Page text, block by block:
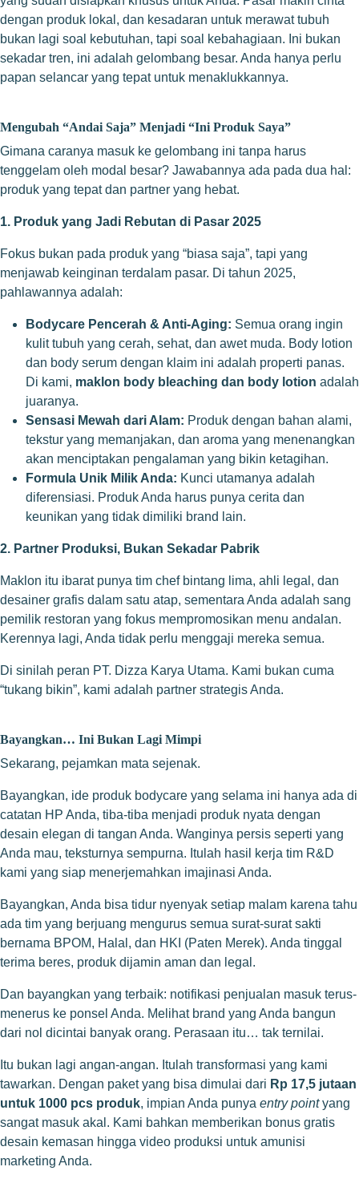
dengan produk lokal, dan kesadaran untuk merawat tubuh
bukan lagi soal kebutuhan, tapi soal kebahagiaan. Ini bukan
sekadar tren, ini adalah gelombang besar. Anda hanya perlu
papan selancar yang tepat untuk menaklukkannya.
Mengubah “Andai Saja” Menjadi “Ini Produk Saya”
Gimana caranya masuk ke gelombang ini tanpa harus
tenggelam oleh modal besar? Jawabannya ada pada dua hal:
produk yang tepat dan partner yang hebat.
1. Produk yang Jadi Rebutan di Pasar 2025
Fokus bukan pada produk yang “biasa saja”, tapi yang
menjawab keinginan terdalam pasar. Di tahun 2025,
pahlawannya adalah:
Bodycare Pencerah & Anti-Aging: Semua orang ingin
kulit tubuh yang cerah, sehat, dan awet muda. Body lotion
dan body serum dengan klaim ini adalah properti panas.
Di kami, maklon body bleaching dan body lotion adalah
juaranya.
Sensasi Mewah dari Alam: Produk dengan bahan alami,
tekstur yang memanjakan, dan aroma yang menenangkan
akan menciptakan pengalaman yang bikin ketagihan.
Formula Unik Milik Anda: Kunci utamanya adalah
diferensiasi. Produk Anda harus punya cerita dan
keunikan yang tidak dimiliki brand lain.
2. Partner Produksi, Bukan Sekadar Pabrik
Maklon itu ibarat punya tim chef bintang lima, ahli legal, dan
desainer grafis dalam satu atap, sementara Anda adalah sang
pemilik restoran yang fokus mempromosikan menu andalan.
Kerennya lagi, Anda tidak perlu menggaji mereka semua.
Di sinilah peran PT. Dizza Karya Utama. Kami bukan cuma
“tukang bikin”, kami adalah partner strategis Anda.
Bayangkan… Ini Bukan Lagi Mimpi
Sekarang, pejamkan mata sejenak.
Bayangkan, ide produk bodycare yang selama ini hanya ada di
catatan HP Anda, tiba-tiba menjadi produk nyata dengan
desain elegan di tangan Anda. Wanginya persis seperti yang
Anda mau, teksturnya sempurna. Itulah hasil kerja tim R&D
kami yang siap menerjemahkan imajinasi Anda.
Bayangkan, Anda bisa tidur nyenyak setiap malam karena tahu
ada tim yang berjuang mengurus semua surat-surat sakti
bernama BPOM, Halal, dan HKI (Paten Merek). Anda tinggal
terima beres, produk dijamin aman dan legal.
Dan bayangkan yang terbaik: notifikasi penjualan masuk terus-
menerus ke ponsel Anda. Melihat brand yang Anda bangun
dari nol dicintai banyak orang. Perasaan itu… tak ternilai.
Itu bukan lagi angan-angan. Itulah transformasi yang kami
tawarkan. Dengan paket yang bisa dimulai dari Rp 17,5 jutaan
untuk 1000 pcs produk, impian Anda punya entry pointyang
sangat masuk akal. Kami bahkan memberikan bonus gratis
desain kemasan hingga video produksi untuk amunisi
marketing Anda.